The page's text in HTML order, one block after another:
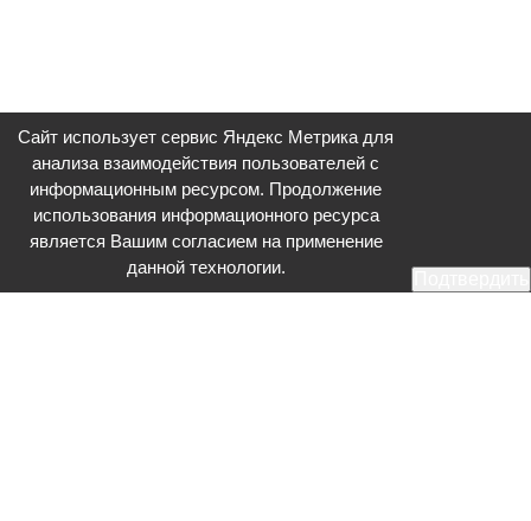
Сайт использует сервис Яндекс Метрика для
анализа взаимодействия пользователей с
информационным ресурсом. Продолжение
использования информационного ресурса
является Вашим согласием на применение
данной технологии.